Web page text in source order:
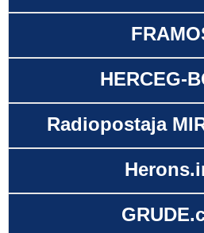
HERCEG-
Radiopostaja